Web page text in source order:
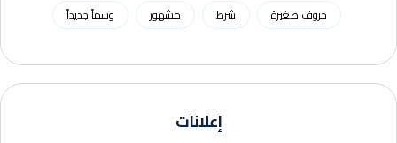
حروف صغيرة
شرط مشهور وسماً جديداً
إعلانات